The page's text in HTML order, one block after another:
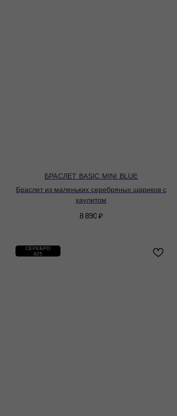
БРАСЛЕТ BASIC MINI BLUE
Браслет из маленьких серебряных шариков с
хаулитом
8 890 ₽
СЕРЕБРО
925